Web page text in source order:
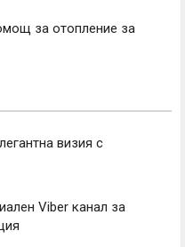
за отопление за
визия с
Viber канал за